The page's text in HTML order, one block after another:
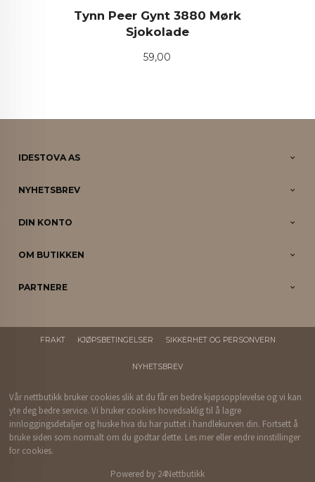
Tynn Peer Gynt 3880 Mørk
Sjokolade
Pris
59,00
IDESTOVA AS
NYHETSBREV
DIN KONTO
OM BUTIKKEN
PARTNERE
FRAKT KJØPSBETINGELSER SIKKERHET OG PERSONVERN
NYHETSBREV
Vår nettbutikk bruker cookies slik at du får en bedre kjøpsopplevelse og vi kan
yte deg bedre service. Vi bruker cookies hovedsaklig til å lagre
innloggingsdetaljer og huske hva du har puttet i handlekurven din. Fortsett å
bruke siden som normalt om du godtar dette. Les mer eller endre innstillinger
for cookies.
Powered by 24Nettbutikk